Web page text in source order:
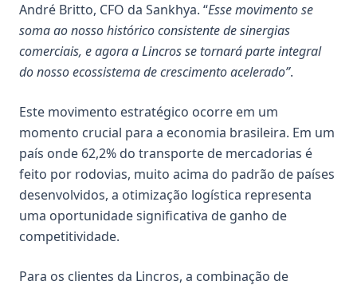
André Britto, CFO da Sankhya. “Esse movimento se
soma ao nosso histórico consistente de sinergias
comerciais, e agora a Lincros se tornará parte integral
do nosso ecossistema de crescimento acelerado”.
Este movimento estratégico ocorre em um
momento crucial para a economia brasileira. Em um
país onde 62,2% do transporte de mercadorias é
feito por rodovias, muito acima do padrão de países
desenvolvidos, a otimização logística representa
uma oportunidade significativa de ganho de
competitividade.
Para os clientes da Lincros, a combinação de